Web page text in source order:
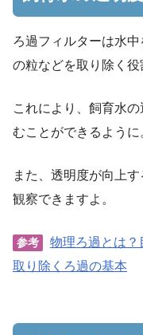
ろ過フィルターは水
の粒などを取り除く役
これにより、飼育水
むことができるように
また、透明度が向上
観察できますよ。
参考
物理ろ過とは
取り除くろ過の基本